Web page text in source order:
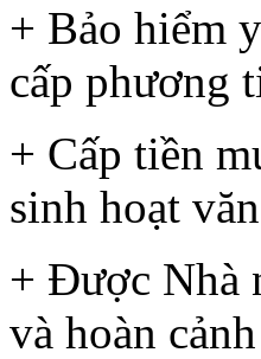
+ Bảo hiểm
cấp phương
+ Cấp tiền
sinh hoạt
+ Được Nhà
và hoàn